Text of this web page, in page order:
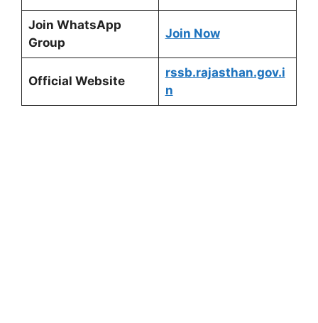
Join WhatsApp
Group
Join Now
Official Website
rssb.rajasthan.gov.i
n